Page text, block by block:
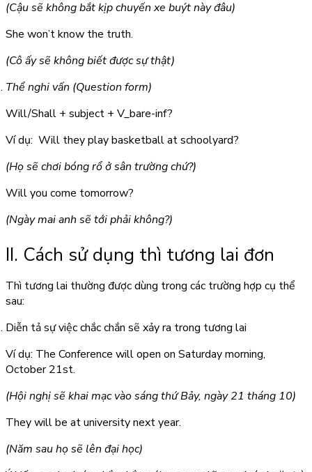
(Cậu sẽ không bắt kịp chuyến xe buýt này đâu)
She won’t know the truth.
(Cô ấy sẽ không biết được sự thật)
Thể nghi vấn (Question form)
Will/Shall + subject + V_bare-inf?
Ví dụ: Will theyplaybasketball at schoolyard?
(Họ sẽ chơi bóng rổ ở sân trường chứ?)
Willyou come tomorrow?
(Ngày mai anh sẽ tới phải không?)
II. Cách sử dụng thì tương lai đơn
Thì tương lai thường được dùng trong các trường hợp cụ thể
sau:
Diễn tả sự việc chắc chắn sẽ xảy ra trong tương lai
Ví dụ: The Conference will open on Saturday morning,
October 21st.
(Hội nghị sẽ khai mạc vào sáng thứ Bảy, ngày 21 tháng 10)
Theywill be at university next year.
(Năm sau họ sẽ lên đại học)